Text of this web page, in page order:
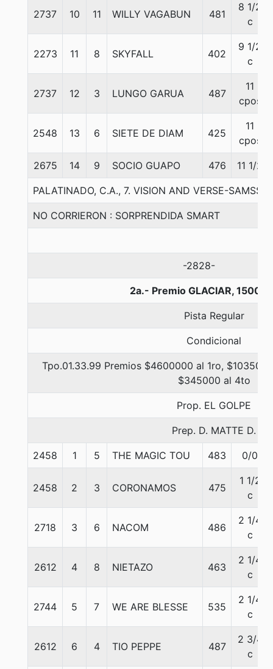
2737 10 11 WILLY VAGABUN 481
8 1/2
c
2273 11 8 SKYFALL 402
9 1/2
c
2737 12 3 LUNGO GARUA 487
11
cpos
2548 13 6 SIETE DE DIAM 425
11
cpos
2675 14 9 SOCIO GUAPO 476 11 1/2
PALATINADO, C.A., 7. VISION AND VERSE-
NO CORRIERON : SORPRENDIDA SMART
-2828-
2a.- Premio GLACIAR, 1500
Pista Regular
Condicional
Tpo.01.33.99 Premios $4600000 al 1ro,
$345000 al 4to
Prop. EL GOLPE
Prep. D. MATTE D.
2458 1 5 THE MAGIC TOU 483 0/0
2458 2 3 CORONAMOS 475
1 1/2
c
2718 3 6 NACOM 486
2 1/4
c
2612 4 8 NIETAZO 463
2 1/4
c
2744 5 7 WE ARE BLESSE 535
2 1/4
c
2612 6 4 TIO PEPPE 487
2 3/4
c